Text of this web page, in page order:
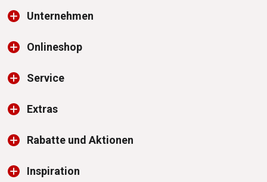
Unternehmen
Onlineshop
Service
Extras
Rabatte und Aktionen
Inspiration